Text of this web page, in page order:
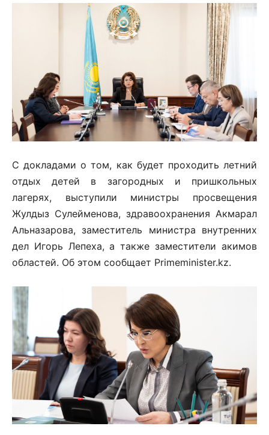
С докладами о том, как будет проходить летний
отдых детей в загородных и пришкольных
лагерях, выступили министры просвещения
Жулдыз Сулейменова, здравоохранения Акмарал
Альназарова, заместитель министра внутренних
дел Игорь Лепеха, а также заместители акимов
областей. Об этом сообщает Primeminister.kz.